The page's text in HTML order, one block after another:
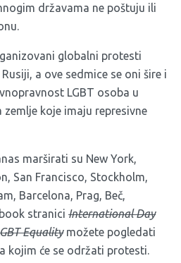
državama ne poštuju ili
globalni protesti
a ove sedmice se oni šire i
LGBT osoba u
koje imaju represivne
marširati su New York,
San Francisco, Stockholm,
Barcelona, Prag, Beč,
stranici International Day
Equality možete pogledati
kojim će se održati protesti.